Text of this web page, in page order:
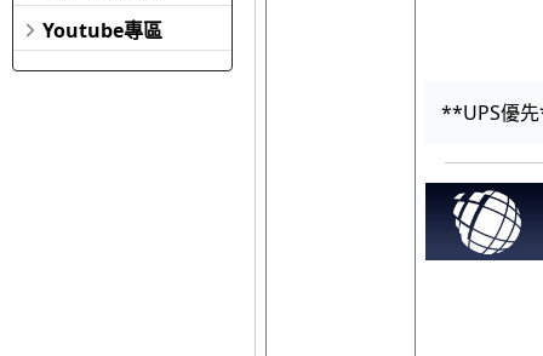
Youtube專區
**UPS優